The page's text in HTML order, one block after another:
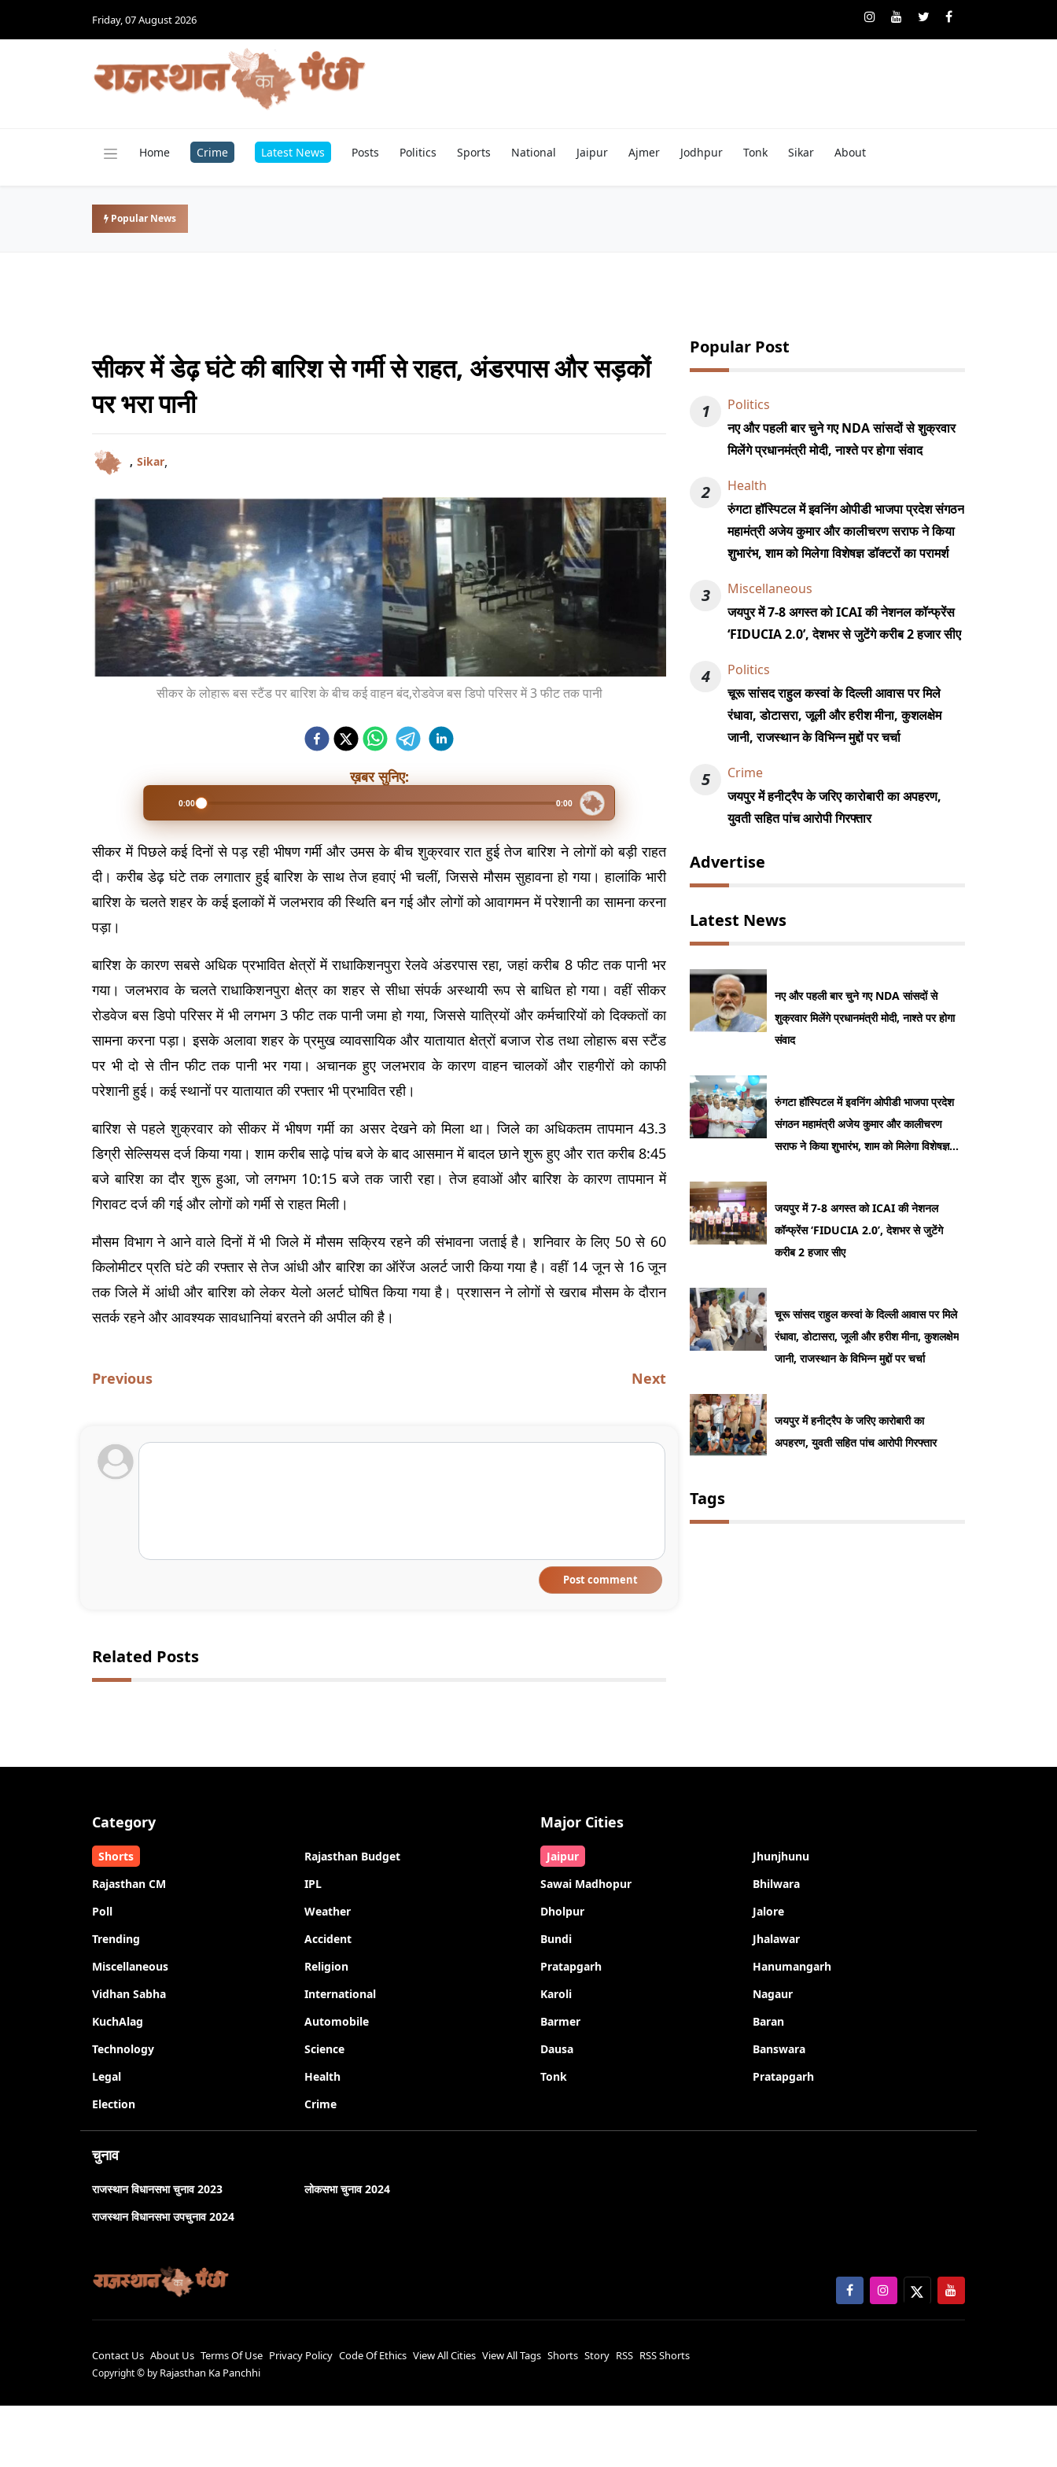
Friday, 07 August 2026
Home Crime Latest News Posts Politics Sports National Jaipur Ajmer Jodhpur Tonk Sikar About
Popular News
सीकर में डेढ़ घंटे की बारिश से गर्मी से राहत, अंडरपास और सड़कों
पर भरा पानी
, Sikar,
सीकर के लोहारू बस स्टैंड पर बारिश के बीच कई वाहन बंद,रोडवेज बस डिपो परिसर में 3 फीट तक पानी
ख़बर सुनिए:
0:00 0:00
सीकर में पिछले कई दिनों से पड़ रही भीषण गर्मी और उमस के बीच शुक्रवार रात हुई तेज बारिश ने लोगों को बड़ी राहत
दी। करीब डेढ़ घंटे तक लगातार हुई बारिश के साथ तेज हवाएं भी चलीं, जिससे मौसम सुहावना हो गया। हालांकि भारी
बारिश के चलते शहर के कई इलाकों में जलभराव की स्थिति बन गई और लोगों को आवागमन में परेशानी का सामना करना
पड़ा।
बारिश के कारण सबसे अधिक प्रभावित क्षेत्रों में राधाकिशनपुरा रेलवे अंडरपास रहा, जहां करीब 8 फीट तक पानी भर
गया। जलभराव के चलते राधाकिशनपुरा क्षेत्र का शहर से सीधा संपर्क अस्थायी रूप से बाधित हो गया। वहीं सीकर
रोडवेज बस डिपो परिसर में भी लगभग 3 फीट तक पानी जमा हो गया, जिससे यात्रियों और कर्मचारियों को दिक्कतों का
सामना करना पड़ा। इसके अलावा शहर के प्रमुख व्यावसायिक और यातायात क्षेत्रों बजाज रोड तथा लोहारू बस स्टैंड
पर भी दो से तीन फीट तक पानी भर गया। अचानक हुए जलभराव के कारण वाहन चालकों और राहगीरों को काफी
परेशानी हुई। कई स्थानों पर यातायात की रफ्तार भी प्रभावित रही।
बारिश से पहले शुक्रवार को सीकर में भीषण गर्मी का असर देखने को मिला था। जिले का अधिकतम तापमान 43.3
डिग्री सेल्सियस दर्ज किया गया। शाम करीब साढ़े पांच बजे के बाद आसमान में बादल छाने शुरू हुए और रात करीब 8:45
बजे बारिश का दौर शुरू हुआ, जो लगभग 10:15 बजे तक जारी रहा। तेज हवाओं और बारिश के कारण तापमान में
गिरावट दर्ज की गई और लोगों को गर्मी से राहत मिली।
मौसम विभाग ने आने वाले दिनों में भी जिले में मौसम सक्रिय रहने की संभावना जताई है। शनिवार के लिए 50 से 60
किलोमीटर प्रति घंटे की रफ्तार से तेज आंधी और बारिश का ऑरेंज अलर्ट जारी किया गया है। वहीं 14 जून से 16 जून
तक जिले में आंधी और बारिश को लेकर येलो अलर्ट घोषित किया गया है। प्रशासन ने लोगों से खराब मौसम के दौरान
सतर्क रहने और आवश्यक सावधानियां बरतने की अपील की है।
Previous Next
Post comment
Related Posts
Popular Post
1
Politics
नए और पहली बार चुने गए NDA सांसदों से शुक्रवार
मिलेंगे प्रधानमंत्री मोदी, नाश्ते पर होगा संवाद
2
Health
रुंगटा हॉस्पिटल में इवनिंग ओपीडी भाजपा प्रदेश संगठन
महामंत्री अजेय कुमार और कालीचरण सराफ ने किया
शुभारंभ, शाम को मिलेगा विशेषज्ञ डॉक्टरों का परामर्श
3
Miscellaneous
जयपुर में 7-8 अगस्त को ICAI की नेशनल कॉन्फ्रेंस
‘FIDUCIA 2.0’, देशभर से जुटेंगे करीब 2 हजार सीए
4
Politics
चूरू सांसद राहुल कस्वां के दिल्ली आवास पर मिले
रंधावा, डोटासरा, जूली और हरीश मीना, कुशलक्षेम
जानी, राजस्थान के विभिन्न मुद्दों पर चर्चा
5
Crime
जयपुर में हनीट्रैप के जरिए कारोबारी का अपहरण,
युवती सहित पांच आरोपी गिरफ्तार
Advertise
Latest News
नए और पहली बार चुने गए NDA सांसदों से
शुक्रवार मिलेंगे प्रधानमंत्री मोदी, नाश्ते पर होगा
संवाद
रुंगटा हॉस्पिटल में इवनिंग ओपीडी भाजपा प्रदेश
संगठन महामंत्री अजेय कुमार और कालीचरण
सराफ ने किया शुभारंभ, शाम को मिलेगा विशेषज्ञ
जयपुर में 7-8 अगस्त को ICAI की नेशनल
कॉन्फ्रेंस ‘FIDUCIA 2.0’, देशभर से जुटेंगे
करीब 2 हजार सीए
चूरू सांसद राहुल कस्वां के दिल्ली आवास पर मिले
रंधावा, डोटासरा, जूली और हरीश मीना, कुशलक्षेम
जानी, राजस्थान के विभिन्न मुद्दों पर चर्चा
जयपुर में हनीट्रैप के जरिए कारोबारी का
अपहरण, युवती सहित पांच आरोपी गिरफ्तार
Tags
Category
Shorts
Rajasthan Budget
Rajasthan CM
IPL
Poll
Weather
Trending
Accident
Miscellaneous
Religion
Vidhan Sabha
International
KuchAlag
Automobile
Technology
Science
Legal
Health
Election
Crime
Major Cities
Jaipur
Jhunjhunu
Sawai Madhopur
Bhilwara
Dholpur
Jalore
Bundi
Jhalawar
Pratapgarh
Hanumangarh
Karoli
Nagaur
Barmer
Baran
Dausa
Banswara
Tonk
Pratapgarh
चुनाव
राजस्थान विधानसभा चुनाव 2023
लोकसभा चुनाव 2024
राजस्थान विधानसभा उपचुनाव 2024
Contact Us About Us Terms Of Use Privacy Policy Code Of Ethics View All Cities View All Tags Shorts Story RSS RSS Shorts
Copyright © by Rajasthan Ka Panchhi